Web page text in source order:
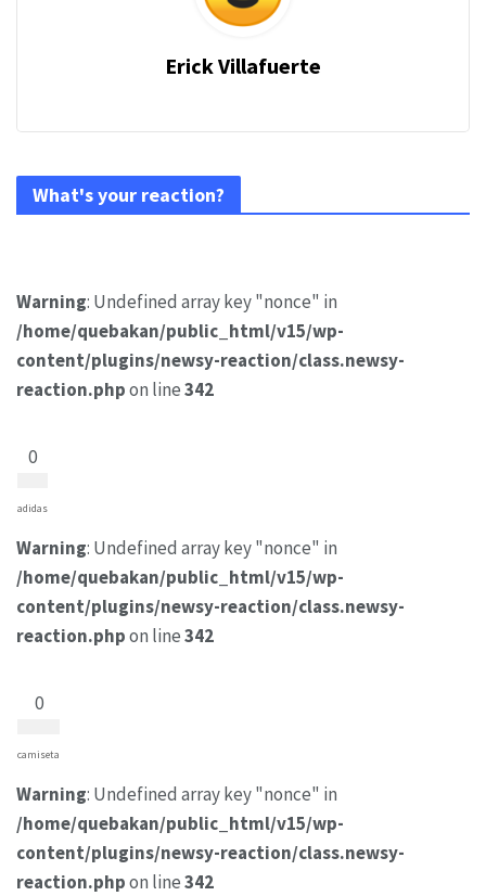
Erick Villafuerte
What's your reaction?
Warning: Undefined array key "nonce" in
/home/quebakan/public_html/v15/wp-
content/plugins/newsy-reaction/class.newsy-
reaction.phpon line342
0
adidas
Warning: Undefined array key "nonce" in
/home/quebakan/public_html/v15/wp-
content/plugins/newsy-reaction/class.newsy-
reaction.phpon line342
0
camiseta
Warning: Undefined array key "nonce" in
/home/quebakan/public_html/v15/wp-
content/plugins/newsy-reaction/class.newsy-
reaction.phpon line342